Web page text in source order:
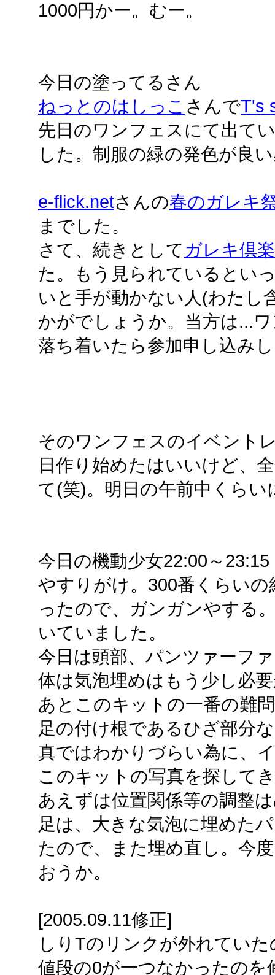
1000円かー。むー。
今日の塗ってるさん
ねっとのはしっこ さんでT's
先日のワンフェスにて出て
した。制服の緑の発色が良
e-flick.netさんの春のガレキ
までした。
さて、続きとして ガレキ倶
た。もう見られているとい
いと手が動かない人(わたし
かがでしょうか。当方は...
落ち着いたら参加申し込み
そのワンフェスのイベント
日作り始めたはいいけど、
て(笑)。明日の午前中くらい
今日の機動少女22:00～23:15
やすりがけ。300番くらい
ったので、ガンガンやする
いていました。
今日は頭部、パンツァーフ
体は気泡埋めはもう少し必
あとこのキットの一番の難
足の付け根であるひざ部分
真ではわかりづらい為に、
このキットの写真を探して
あえずは位置関係等の調整
足は、大きな気泡に埋めた
たので、また埋め直し。今
おうか。
[2005.09.11修正]
しりTのリンクが外れてい
値段の0が一つなかったのを